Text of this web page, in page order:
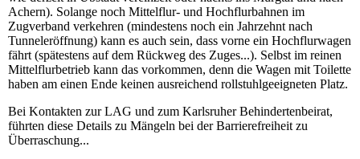
Achern). Solange noch Mittelflur- und Hochflurbahnen im
Zugverband verkehren (mindestens noch ein Jahrzehnt nach
Tunneleröffnung) kann es auch sein, dass vorne ein Hochflurwagen
fährt (spätestens auf dem Rückweg des Zuges...). Selbst im reinen
Mittelflurbetrieb kann das vorkommen, denn die Wagen mit Toilette
haben am einen Ende keinen ausreichend rollstuhlgeeigneten Platz.
Bei Kontakten zur LAG und zum Karlsruher Behindertenbeirat,
führten diese Details zu Mängeln bei der Barrierefreiheit zu
Überraschung...